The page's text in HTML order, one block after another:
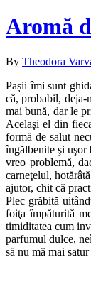
Aromă
By Theodora
Pașii îmi sunt
că, probabil, deja-
mai bună, dar le
Acelaşi el din
formă de salut
îngălbenite şi
vreo problemă,
carneţelul,
ajutor, chit că
Plec grăbită
foiţa împăturită
timiditatea cum
parfumul dulce,
să nu mă mai